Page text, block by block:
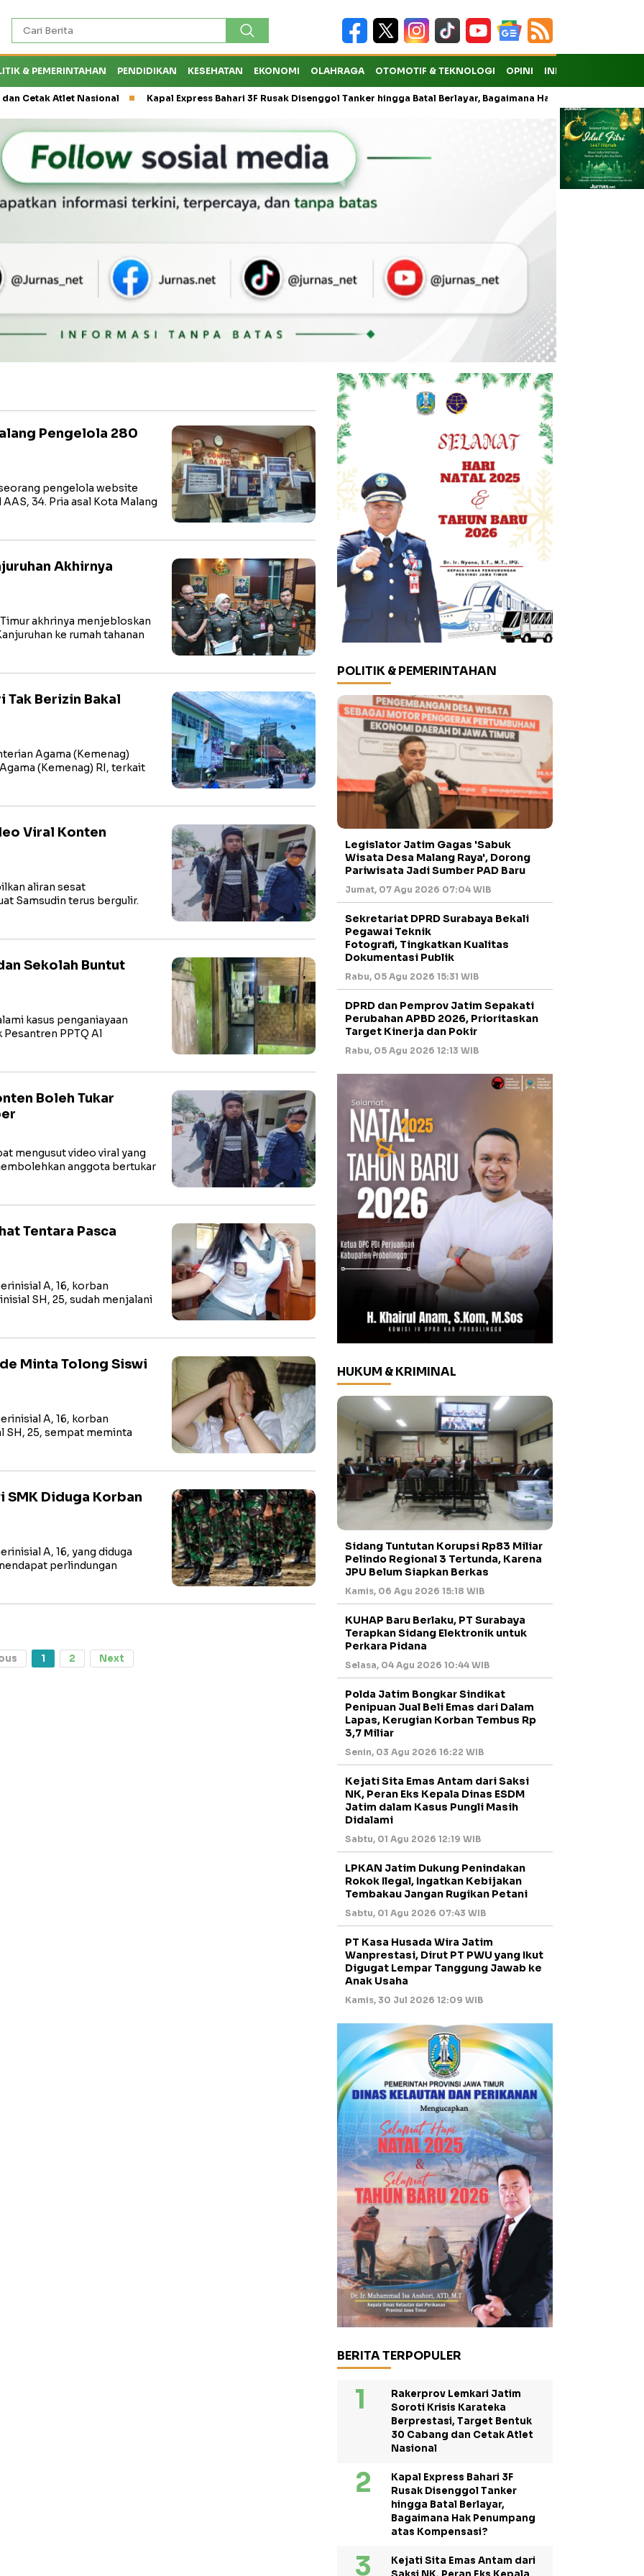
& PEMERINTAHAN PENDIDIKAN KESEHATAN EKONOMI OLAHRAGA OTOMOTIF & TEKNOLOGI OPINI INDEKS
Nasional Kapal Express Bahari 3F Rusak Disenggol Tanker hingga Batal Berlayar, Bagaimana Hak Penumpang atas
Pengelola 280
pengelola website
34. Pria asal Kota Malang
Akhirnya
akhrinya menjebloskan
ke rumah tahanan
Berizin Bakal
Agama (Kemenag)
(Kemenag) RI, terkait
Viral Konten
aliran sesat
Samsudin terus bergulir.
Sekolah Buntut
kasus penganiayaan
PPTQ Al
Boleh Tukar
mengusut video viral yang
anggota bertukar
Tentara Pasca
A, 16, korban
SH, 25, sudah menjalani
Minta Tolong Siswi
A, 16, korban
SH, 25, sempat meminta
SMK Diduga Korban
A, 16, yang diduga
perlindungan
1 2 Next
POLITIK & PEMERINTAHAN
Legislator Jatim Gagas 'Sabuk
Wisata Desa Malang Raya', Dorong
Pariwisata Jadi Sumber PAD Baru
Jumat, 07 Agu 2026 07:04 WIB
Sekretariat DPRD Surabaya Bekali
Pegawai Teknik
Fotografi, Tingkatkan Kualitas
Dokumentasi Publik
Rabu, 05 Agu 2026 15:31 WIB
DPRD dan Pemprov Jatim Sepakati
Perubahan APBD 2026, Prioritaskan
Target Kinerja dan Pokir
Rabu, 05 Agu 2026 12:13 WIB
HUKUM & KRIMINAL
Sidang Tuntutan Korupsi Rp83 Miliar
Pelindo Regional 3 Tertunda, Karena
JPU Belum Siapkan Berkas
Kamis, 06 Agu 2026 15:18 WIB
KUHAP Baru Berlaku, PT Surabaya
Terapkan Sidang Elektronik untuk
Perkara Pidana
Selasa, 04 Agu 2026 10:44 WIB
Polda Jatim Bongkar Sindikat
Penipuan Jual Beli Emas dari Dalam
Lapas, Kerugian Korban Tembus Rp
3,7 Miliar
Senin, 03 Agu 2026 16:22 WIB
Kejati Sita Emas Antam dari Saksi
NK, Peran Eks Kepala Dinas ESDM
Jatim dalam Kasus Pungli Masih
Didalami
Sabtu, 01 Agu 2026 12:19 WIB
LPKAN Jatim Dukung Penindakan
Rokok Ilegal, Ingatkan Kebijakan
Tembakau Jangan Rugikan Petani
Sabtu, 01 Agu 2026 07:43 WIB
PT Kasa Husada Wira Jatim
Wanprestasi, Dirut PT PWU yang Ikut
Digugat Lempar Tanggung Jawab ke
Anak Usaha
Kamis, 30 Jul 2026 12:09 WIB
BERITA TERPOPULER
Rakerprov Lemkari Jatim
Soroti Krisis Karateka
Berprestasi, Target Bentuk
30 Cabang dan Cetak Atlet
Nasional
Kapal Express Bahari 3F
Rusak Disenggol Tanker
hingga Batal Berlayar,
Bagaimana Hak Penumpang
atas Kompensasi?
Kejati Sita Emas Antam dari